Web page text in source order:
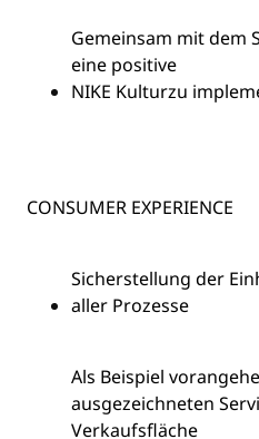
Gemeinsam mit dem
eine positive
NIKE Kulturzu
CONSUMER EXPERIENCE
Sicherstellung der
aller Prozesse
Als Beispiel
ausgezeichneten
Verkaufsfläche